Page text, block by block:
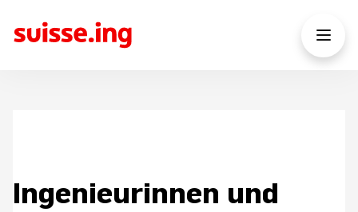
Ingenieurinnen und